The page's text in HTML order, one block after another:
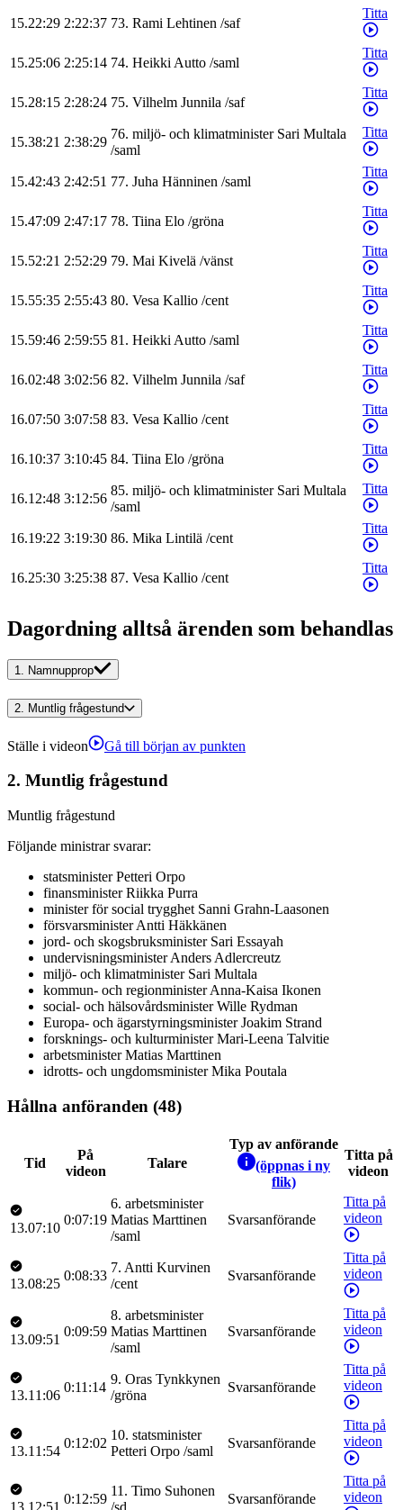
15.22:29 2:22:37 73. Rami Lehtinen /saf
Titta
15.25:06 2:25:14 74. HeikkiAutto /saml
Titta
15.28:15 2:28:24 75. Vilhelm Junnila /saf
Titta
15.38:21 2:38:29
76. miljö- och klimatminister Sari Multala
/saml
Titta
15.42:43 2:42:51 77. Juha Hänninen /saml
Titta
15.47:09 2:47:17 78. Tiina Elo /gröna
Titta
15.52:21 2:52:29 79. Mai Kivelä /vänst
Titta
15.55:35 2:55:43 80. Vesa Kallio /cent
Titta
15.59:46 2:59:55 81. HeikkiAutto /saml
Titta
16.02:48 3:02:56 82. Vilhelm Junnila /saf
Titta
16.07:50 3:07:58 83. Vesa Kallio /cent
Titta
16.10:37 3:10:45 84. Tiina Elo /gröna
Titta
16.12:48 3:12:56
85. miljö- och klimatminister Sari Multala
/saml
Titta
16.19:22 3:19:30 86. Mika Lintilä /cent
Titta
16.25:30 3:25:38 87. Vesa Kallio /cent
Titta
Dagordning alltså ärenden som behandlas
1. Namnupprop
2. Muntlig frågestund
Ställe i videon Gå till början av punkten
2. Muntlig frågestund
Muntlig frågestund
Följande ministrar svarar:
statsminister Petteri Orpo
finansminister Riikka Purra
minister för social trygghet Sanni Grahn-Laasonen
försvarsminister Antti Häkkänen
jord- och skogsbruksminister Sari Essayah
undervisningsminister Anders Adlercreutz
miljö- och klimatminister Sari Multala
kommun- och regionminister Anna-Kaisa Ikonen
social- och hälsovårdsminister Wille Rydman
Europa- och ägarstyrningsminister Joakim Strand
forsknings- och kulturminister Mari-Leena Talvitie
arbetsminister Matias Marttinen
idrotts- och ungdomsminister Mika Poutala
Hållna anföranden (48)
Tid
På
videon
Talare
Typ av anförande
(öppnas i ny
flik)
Titta på
videon
13.07:10
0:07:19
6. arbetsminister
Matias Marttinen
/saml
Svarsanförande
Titta på
videon
13.08:25
0:08:33
7. Antti Kurvinen
/cent
Svarsanförande
Titta på
videon
13.09:51
0:09:59
8. arbetsminister
Matias Marttinen
/saml
Svarsanförande
Titta på
videon
13.11:06
0:11:14
9. Oras Tynkkynen
/gröna
Svarsanförande
Titta på
videon
13.11:54
0:12:02
10. statsminister
Petteri Orpo /saml
Svarsanförande
Titta på
videon
13.12:51
0:12:59
11 . Timo Suhonen
/sd
Svarsanförande
Titta på
videon